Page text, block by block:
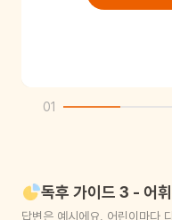
01
독후 가이드 3 - 어
답변은 예시에요. 어린이마다